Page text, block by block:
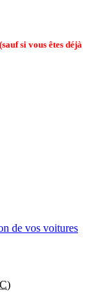
(sauf si vous êtes déjà
de vos voitures